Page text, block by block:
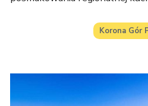
Korona Gór